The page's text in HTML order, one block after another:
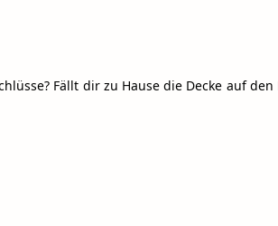
Fällt dir zu Hause die Decke auf